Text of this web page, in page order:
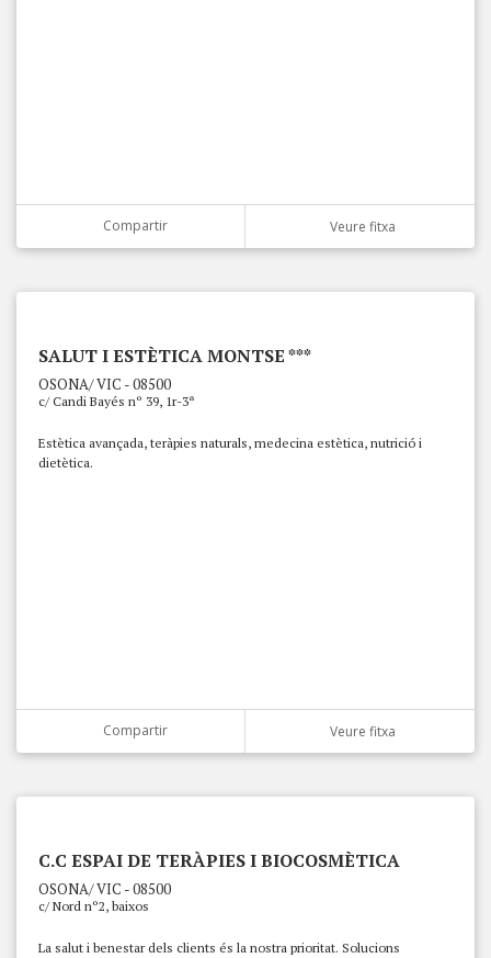
Compartir Veure fitxa
SALUT I ESTÈTICA MONTSE ***
OSONA/ VIC - 08500
c/ Candi Bayés nº 39, 1r-3ª
Estètica avançada, teràpies naturals, medecina estètica, nutrició i
dietètica.
Compartir Veure fitxa
C.C ESPAI DE TERÀPIES I BIOCOSMÈTICA
OSONA/ VIC - 08500
c/ Nord nº2, baixos
La salut i benestar dels clients és la nostra prioritat. Solucions